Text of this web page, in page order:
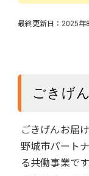
最終更新日： 2025年
ごきげ
ごきげんお届
野城市パート
る共働事業です